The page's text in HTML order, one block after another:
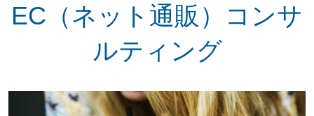
EC（ネット通販）コンサ
ルティング